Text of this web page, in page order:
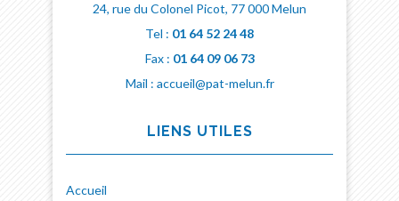
24, rue du Colonel Picot, 77 000 Melun
Tel : 01 64 52 24 48
Fax : 01 64 09 06 73
Mail : accueil@pat-melun.fr
LIENS UTILES
Accueil